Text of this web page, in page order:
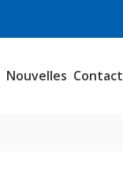
Nouvelles Contact